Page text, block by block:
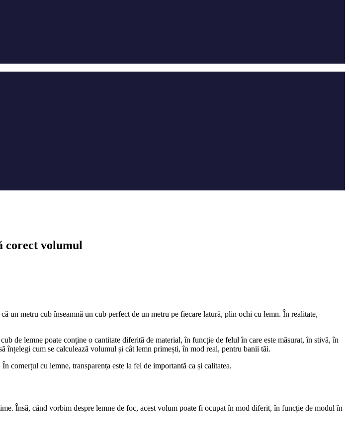
corect volumul
un metru cub înseamnă un cub perfect de un metru pe fiecare latură, plin ochi cu lemn. În realitate,
de lemne poate conține o cantitate diferită de material, în funcție de felul în care este măsurat, în stivă, în
înțelegi cum se calculează volumul și cât lemn primești, în mod real, pentru banii tăi.
comerțul cu lemne, transparența este la fel de importantă ca și calitatea.
Însă, când vorbim despre lemne de foc, acest volum poate fi ocupat în mod diferit, în funcție de modul în